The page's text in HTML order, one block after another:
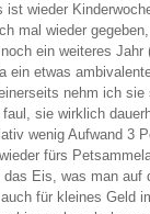
ist wieder
mal wieder
ein weiteres Jahr
ein etwas
nehm ich sie
sie wirklich
wenig Aufwand 3
fürs
Eis, was man auf
für kleines Geld